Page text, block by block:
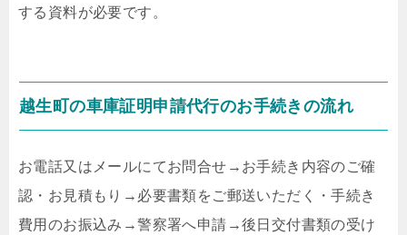
する資料が必要です。
越生町の車庫証明申請代行のお手続きの流れ
お電話又はメールにてお問合せ → お手続き内容のご確
認・お見積もり → 必要書類をご郵送いただく・手続き
費用のお振込み →警察署へ申請 →後日交付書類の受け